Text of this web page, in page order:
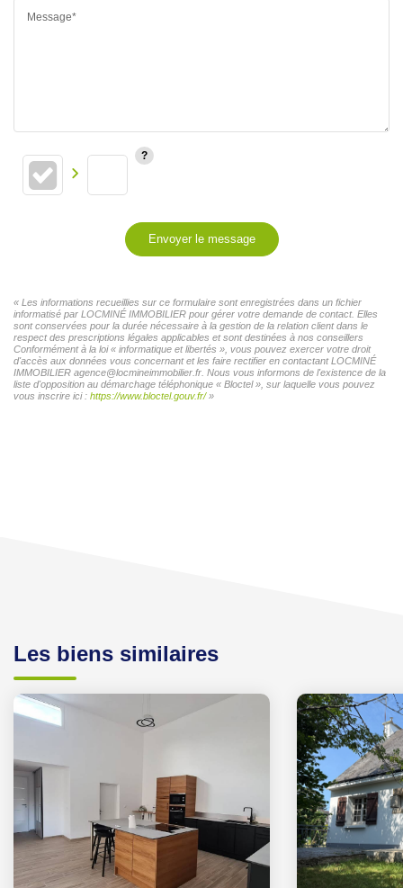
Message*
Envoyer le message
« Les informations recueillies sur ce formulaire sont enregistrées dans un fichier
informatisé par LOCMINÉ IMMOBILIER pour gérer votre demande de contact. Elles
sont conservées pour la durée nécessaire à la gestion de la relation client dans le
respect des prescriptions légales applicables et sont destinées à nos conseillers
Conformément à la loi « informatique et libertés », vous pouvez exercer votre droit
d'accès aux données vous concernant et les faire rectifier en contactant LOCMINÉ
IMMOBILIER agence@locmineimmobilier.fr. Nous vous informons de l'existence de la
liste d'opposition au démarchage téléphonique « Bloctel », sur laquelle vous pouvez
vous inscrire ici : https://www.bloctel.gouv.fr/»
Les biens similaires